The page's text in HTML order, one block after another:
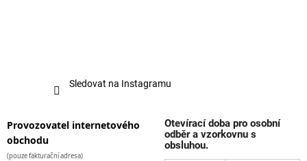
Sledovat na Instagramu
Provozovatel internetového
obchodu
(pouze fakturační adresa)
Otevírací doba pro osobní
odběr a vzorkovnu s
obsluhou.